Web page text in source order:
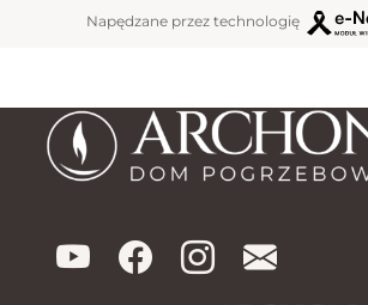
Napędzane przez technologię